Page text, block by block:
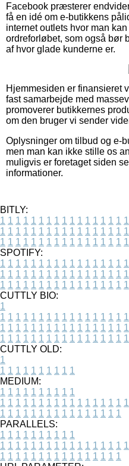
Facebook præsterer
få en idé om e-butikkens
internet outlets hvor man
ordreforløbet, som også bør
af hvor glade kunderne er.
Hjemmesiden er finansieret
fast samarbejde med
promoverer butikkernes
om den bruger vi sender
Oplysninger om tilbud og e-
men man kan ikke stille os
muligvis er foretaget siden
informationer.
BITLY:
1 1 1 1 1 1 1 1 1 1 1 1 1 1 1 1 1
1 1 1 1 1 1 1 1 1 1 1 1 1 1 1 1 1
1 1 1 1 1 1 1 1 1 1 1 1 1 1 1 1 1
SPOTIFY:
1 1 1 1 1 1 1 1 1 1 1 1 1 1 1 1 1
1 1 1 1 1 1 1 1 1 1 1 1 1 1 1 1 1
1 1 1 1 1 1 1 1 1 1 1 1 1 1 1 1 1
CUTTLY BIO:
1
1 1 1 1 1 1 1 1 1 1 1 1 1 1 1 1 1
1 1 1 1 1 1 1 1 1 1 1 1 1 1 1 1 1
1 1 1 1 1 1 1 1 1 1 1 1 1 1 1 1 1
CUTTLY OLD:
1
1 1 1 1 1 1 1 1 1 1
MEDIUM:
1 1 1 1 1 1 1 1 1 1
1 1 1 1 1 1 1 1 1 1 1 1 1 1 1 1 1
1 1 1 1 1 1 1 1 1 1 1 1 1 1 1 1
PARALLELS:
1 1 1 1 1 1 1 1 1 1
1 1 1 1 1 1 1 1 1 1 1 1 1 1 1 1 1
1 1 1 1 1 1 1 1 1 1 1 1 1 1 1 1